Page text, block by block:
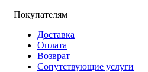
Покупателям
Доставка
Оплата
Возврат
Сопутствующие услуги